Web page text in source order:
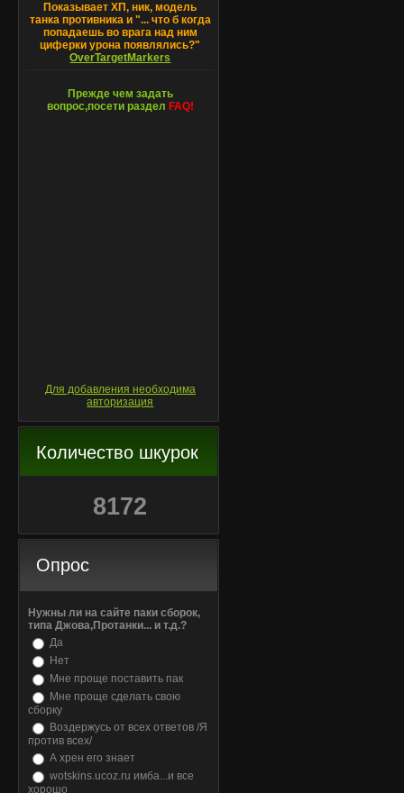
Показывает ХП, ник, модель
танка противника и "... что б когда
попадаешь во врага над ним
циферки урона появлялись?"
OverTargetMarkers
Прежде чем задать
вопрос,посети раздел FAQ!
Для добавления необходима
авторизация
Количество шкурок
8172
Опрос
Нужны ли на сайте паки сборок,
типа Джова,Протанки... и т.д.?
Да
Нет
Мне проще поставить пак
Мне проще сделать свою
сборку
Воздержусь от всех ответов /Я
против всех/
А хрен его знает
wotskins.ucoz.ru имба...и все
хорошо